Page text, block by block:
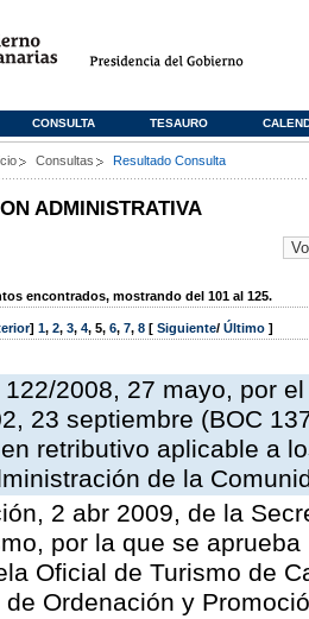
CONSULTA TESAURO
Consultas Resultado Consulta
ADMINISTRATIVA
encontrados, mostrando del 101 al 125.
] 1, 2, 3, 4, 5, 6, 7, 8 [ Siguiente/ Último ]
122/2008, 27 mayo, por
23 septiembre (BOC
retributivo aplicable a
de la
2 abr 2009, de la
por la que se
Oficial de Turismo de
de Ordenación y